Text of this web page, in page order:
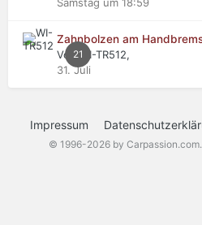
21
Zahnbolzen am
Von WI-TR512,
31. Juli
Impressum
© 1996-2026 by